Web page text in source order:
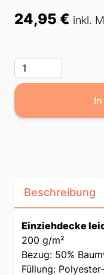
Preis
24,95 € inkl.
Menge
Beschreibung
Einziehdecke
200 g/m²
Bezug: 50%
Füllung: